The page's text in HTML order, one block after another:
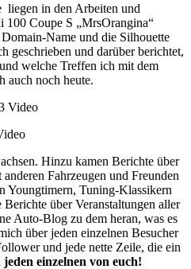
liegen in den Arbeiten und
100 Coupe S „MrsOrangina“
Name und die Silhouette
geschrieben und darüber berichtet,
welche Treffen ich mit dem
auch noch heute.
Hinzu kamen Berichte über
Fahrzeugen und Freunden
Youngtimern, Tuning-Klassikern
über Veranstaltungen aller
Auto-Blog zu dem heran, was es
über jeden einzelnen Besucher
und jede nette Zeile, die ein
einzelnen von euch!